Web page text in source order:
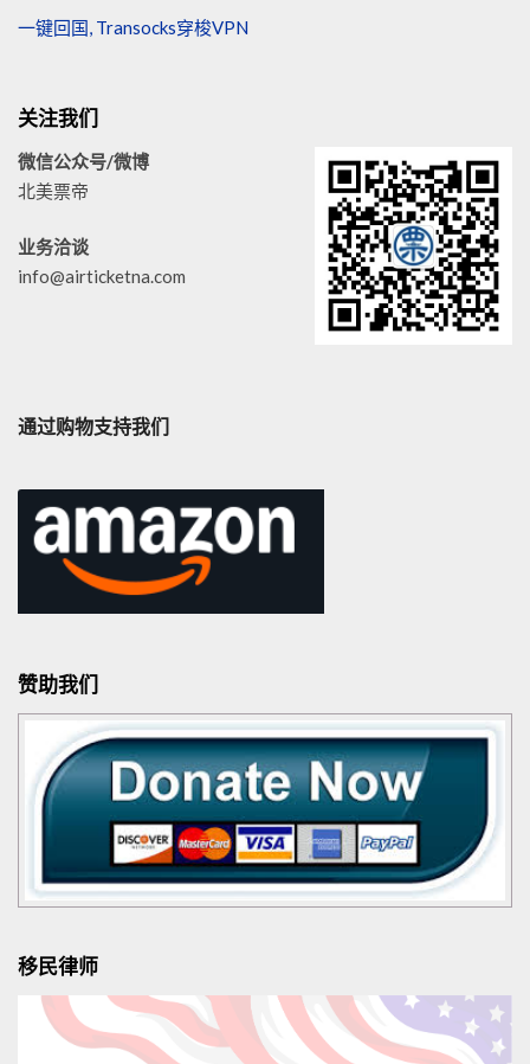
一键回国, Transocks穿梭VPN
关注我们
微信公众号/微博
北美票帝
业务洽谈
info@airticketna.com
通过购物支持我们
赞助我们
移民律师